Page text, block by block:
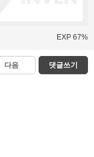
EXP 67%
다음 댓글쓰기